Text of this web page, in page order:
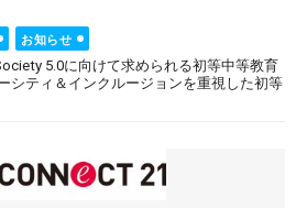
お知らせ
5.0に向けて求められる初等中等教育
シティ＆インクルージョンを重視した初等